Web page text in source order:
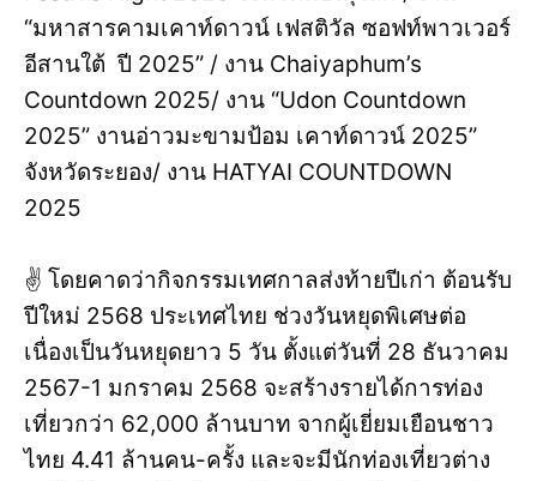
“มหาสารคามเคาท์ดาวน์ เฟสติวัล ซอฟท์พาวเวอร์
อีสานใต้ ปี 2025” / งาน Chaiyaphum’s
Countdown 2025/ งาน “Udon Countdown
2025” งานอ่าวมะขามป้อม เคาท์ดาวน์ 2025”
จังหวัดระยอง/ งาน HATYAI COUNTDOWN
2025
✌ โดยคาดว่ากิจกรรมเทศกาลส่งท้ายปีเก่า ต้อนรับ
ปีใหม่ 2568 ประเทศไทย ช่วงวันหยุดพิเศษต่อ
เนื่องเป็นวันหยุดยาว 5 วัน ตั้งแต่วันที่ 28 ธันวาคม
2567-1 มกราคม 2568 จะสร้างรายได้การท่อง
เที่ยวกว่า 62,000 ล้านบาท จากผู้เยี่ยมเยือนชาว
ไทย 4.41 ล้านคน-ครั้ง และจะมีนักท่องเที่ยวต่าง